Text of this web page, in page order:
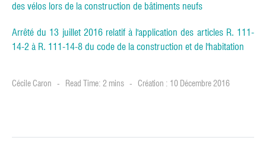
des vélos lors de la construction de bâtiments neufs
Arrêté du 13 juillet 2016 relatif à l'application des articles R. 111-
14-2 à R. 111-14-8 du code de la construction et de l'habitation
Cécile Caron Read Time: 2 mins Création : 10 Décembre 2016